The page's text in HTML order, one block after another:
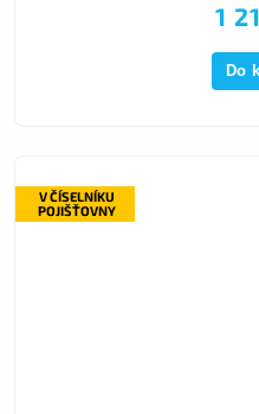
1
Do
V ČÍSELNÍKU
POJIŠŤOVNY